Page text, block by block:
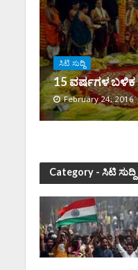
ಸಿಟಿ ಸುದ್ದಿ
15 ವರ್ಷಗಳ
February 24, 2016
Category - ಸಿಟಿ ಸುದ್ದಿ